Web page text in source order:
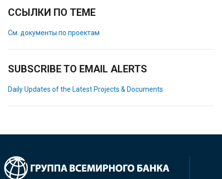
ССЫЛКИ ПО ТЕМЕ
См. документы по проектам
SUBSCRIBE TO EMAIL ALERTS
Daily Updates of the Latest Projects & Documents